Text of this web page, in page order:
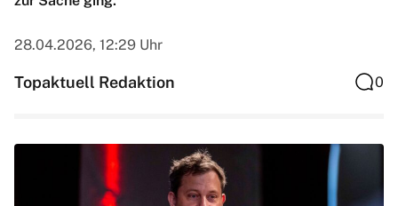
28.04.2026, 12:29 Uhr
Topaktuell Redaktion 0